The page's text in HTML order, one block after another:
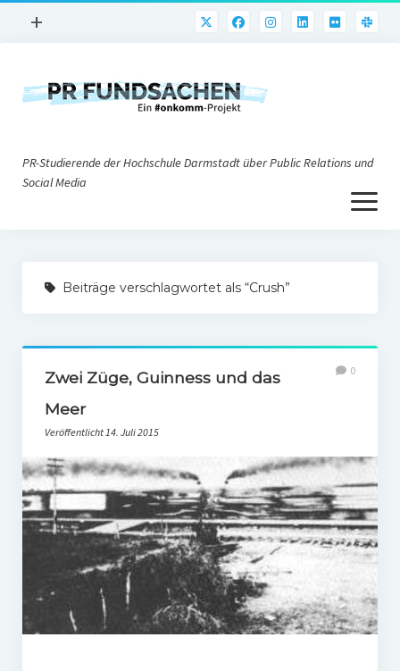
Menü
+
PR@h_da
Nonprofit-PR
Social Media
PR-Theorie
PR-Ethik
PR-Literatur
PR-Studien
Gesellschaft & Medien
Infografik-Themengarten
Künstliche Intelligenz
PR-Studierende der Hochschule Darmstadt über Public Relations und
Social Media
Menü
öffnen
Impressum
Beiträge verschlagwortet als “Crush”
Zwei Züge, Guinness und das
Meer
Veröffentlicht 14. Juli 2015
0